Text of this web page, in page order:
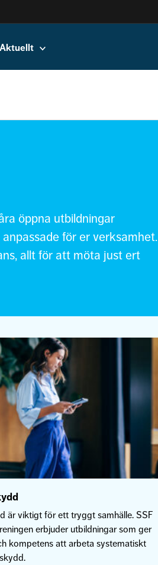
Aktuellt
öppna utbildningar
för er verksamhet.
allt för att möta just ert
är viktigt för ett tryggt samhälle. SSF
erbjuder utbildningar som ger
kompetens att arbeta systematiskt